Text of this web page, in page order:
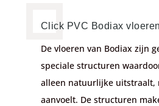
Click PVC Bodiax vloeren
De vloeren van Bodiax zijn
speciale structuren
alleen natuurlijke uitstraalt,
aanvoelt. De structuren